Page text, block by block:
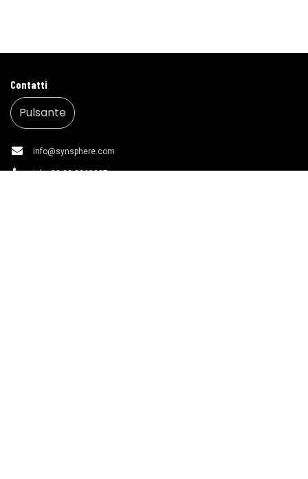
Contatti
Pulsante
info@synsphere.com
tel: +39 02 0069987